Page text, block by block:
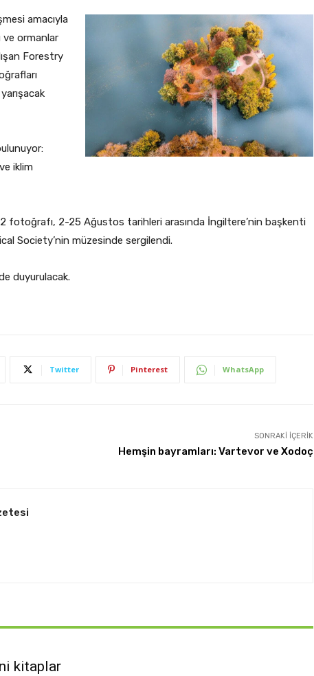
amacıyla
ve ormanlar
Forestry
iklim
fotoğrafı, 2-25 Ağustos tarihleri ​​arasında İngiltere’nin başkenti
Society’nin müzesinde sergilendi.
duyurulacak.
Twitter Pinterest WhatsApp
SONRAKI İÇERIK
Hemşin bayramları: Vartevor ve Xodoç
kitaplar